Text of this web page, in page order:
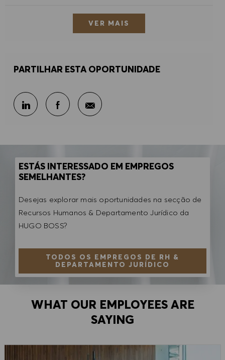
VER MAIS
PARTILHAR ESTA OPORTUNIDADE
Partilhar através do LinkedIn
Partilhar através do Facebook
Partilhar por e-mail
ESTÁS INTERESSADO EM EMPREGOS
SEMELHANTES?
Desejas explorar mais oportunidades na secção de
Recursos Humanos & Departamento Jurídico da
HUGO BOSS?
TODOS OS EMPREGOS DE RH &
DEPARTAMENTO JURÍDICO
WHAT OUR EMPLOYEES ARE
SAYING